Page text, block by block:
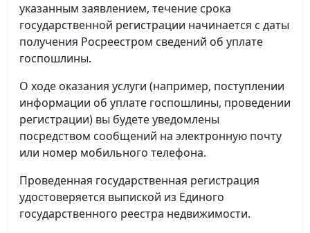
указанным заявлением, течение срока
государственной регистрации начинается с даты
получения Росреестром сведений об уплате
госпошлины.
О ходе оказания услуги (например, поступлении
информации об уплате госпошлины, проведении
регистрации) вы будете уведомлены
посредством сообщений на электронную почту
или номер мобильного телефона.
Проведенная государственная регистрация
удостоверяется выпиской из Единого
государственного реестра недвижимости.